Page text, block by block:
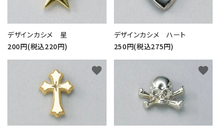
デザインカシメ 星
200円(税込220円)
デザインカシメ ハート
250円(税込275円)
favorite favorite
キーワード
カテゴリー